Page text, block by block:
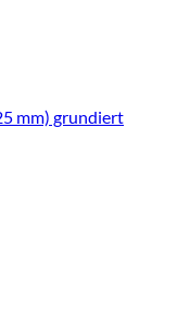
mm) grundiert